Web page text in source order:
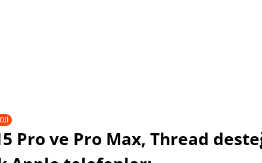
Pro ve Pro Max, Thread